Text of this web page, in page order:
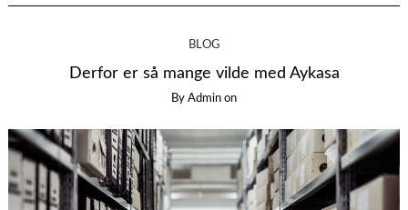
BLOG
Derfor er så mange vilde med Aykasa
By Admin on